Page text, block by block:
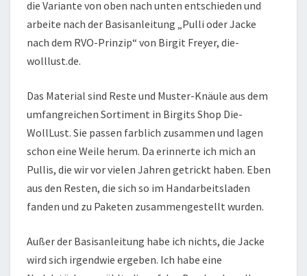
die Variante von oben nach unten entschieden und
arbeite nach der Basisanleitung „Pulli oder Jacke
nach dem RVO-Prinzip“ von Birgit Freyer, die-
wolllust.de.
Das Material sind Reste und Muster-Knäule aus dem
umfangreichen Sortiment in Birgits Shop Die-
WollLust. Sie passen farblich zusammen und lagen
schon eine Weile herum. Da erinnerte ich mich an
Pullis, die wir vor vielen Jahren getrickt haben. Eben
aus den Resten, die sich so im Handarbeitsladen
fanden und zu Paketen zusammengestellt wurden.
Außer der Basisanleitung habe ich nichts, die Jacke
wird sich irgendwie ergeben. Ich habe eine